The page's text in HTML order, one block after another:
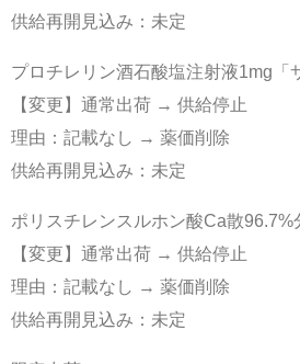
供給再開見込み：未定
プロチレリン酒石酸塩注射液1mg「
【変更】通常出荷 → 供給停止
理由：記載なし → 薬価削除
供給再開見込み：未定
ポリスチレンスルホン酸Ca散96.7%
【変更】通常出荷 → 供給停止
理由：記載なし → 薬価削除
供給再開見込み：未定